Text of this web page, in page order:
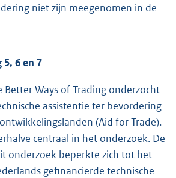
niet zijn meegenomen in de
6 en 7
Better Ways of Trading onderzocht
assistentie ter bevordering
(Aid for Trade).
centraal in het onderzoek. De
onderzoek beperkte zich tot het
gefinancierde technische